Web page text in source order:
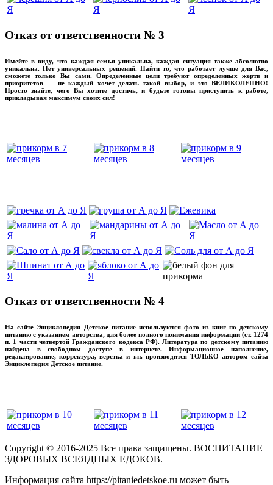
Отказ от ответственности № 3
Имейте в виду, что каждая семья уникальна, каждая ситуация также абсолютно
уникальна. Нет универсальных решений. Найти то, что работает лучше для Вас,
сможете только Вы сами. Определенные цели требуют определенных жертв и
приоритетов — не каждый хочет делать такой выбор, и это ВЕЛИКОЛЕПНО!
Просто знайте, чего Вы хотите достичь, и будьте готовы приступить к работе,
прикладывая максимум своих сил!
Отказ от ответственности № 4
На сайте Энциклопедия Детское питание используются фото из книг по детскому
питанию с указанием авторства, для более полного понимания информации (ст. 1274
п. 1 части четвертой Гражданского кодекса РФ). Литература по детскому питанию
найдена в свободном доступе в интернете. Информационное наполнение,
редактирование, корректура, верстка и т.п. производится ТОЛЬКО автором сайта
Энциклопедия Детское питание.
Copyright © 2016-2025 Все права защищены. ВОСПИТАНИЕ
ЗДОРОВЫХ ВСЕЯДНЫХ ЕДОКОВ.
Информация сайта https://pitaniedetskoe.ru может быть